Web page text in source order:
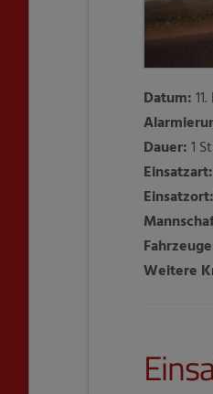
Datum:
Dauer:1
Einsatzart:
Einsatzort:
Weitere